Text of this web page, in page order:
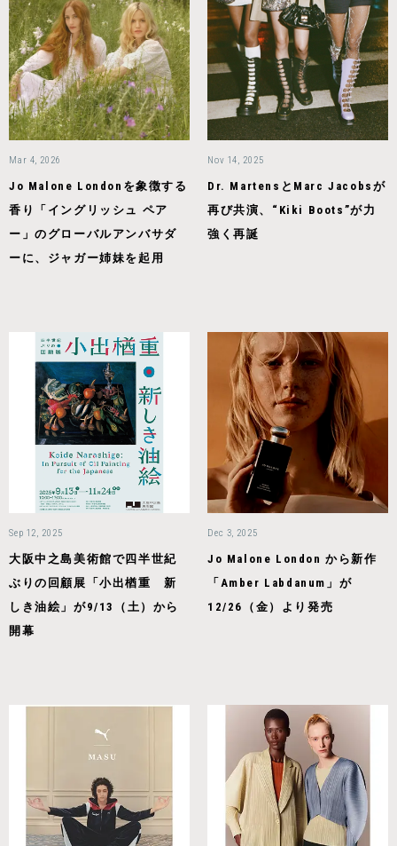
Mar 4, 2026
Jo Malone Londonを象徴する
香り「イングリッシュ ペア
ー」のグローバルアンバサダ
ーに、ジャガー姉妹を起用
Nov 14, 2025
Dr. MartensとMarc Jacobsが
再び共演、“Kiki Boots”が力
強く再誕
Sep 12, 2025
大阪中之島美術館で四半世紀
ぶりの回顧展「小出楢󠄀重 新
しき油絵」が9/13（土）から
開幕
Dec 3, 2025
Jo Malone London から新作
「Amber Labdanum」が
12/26（金）より発売